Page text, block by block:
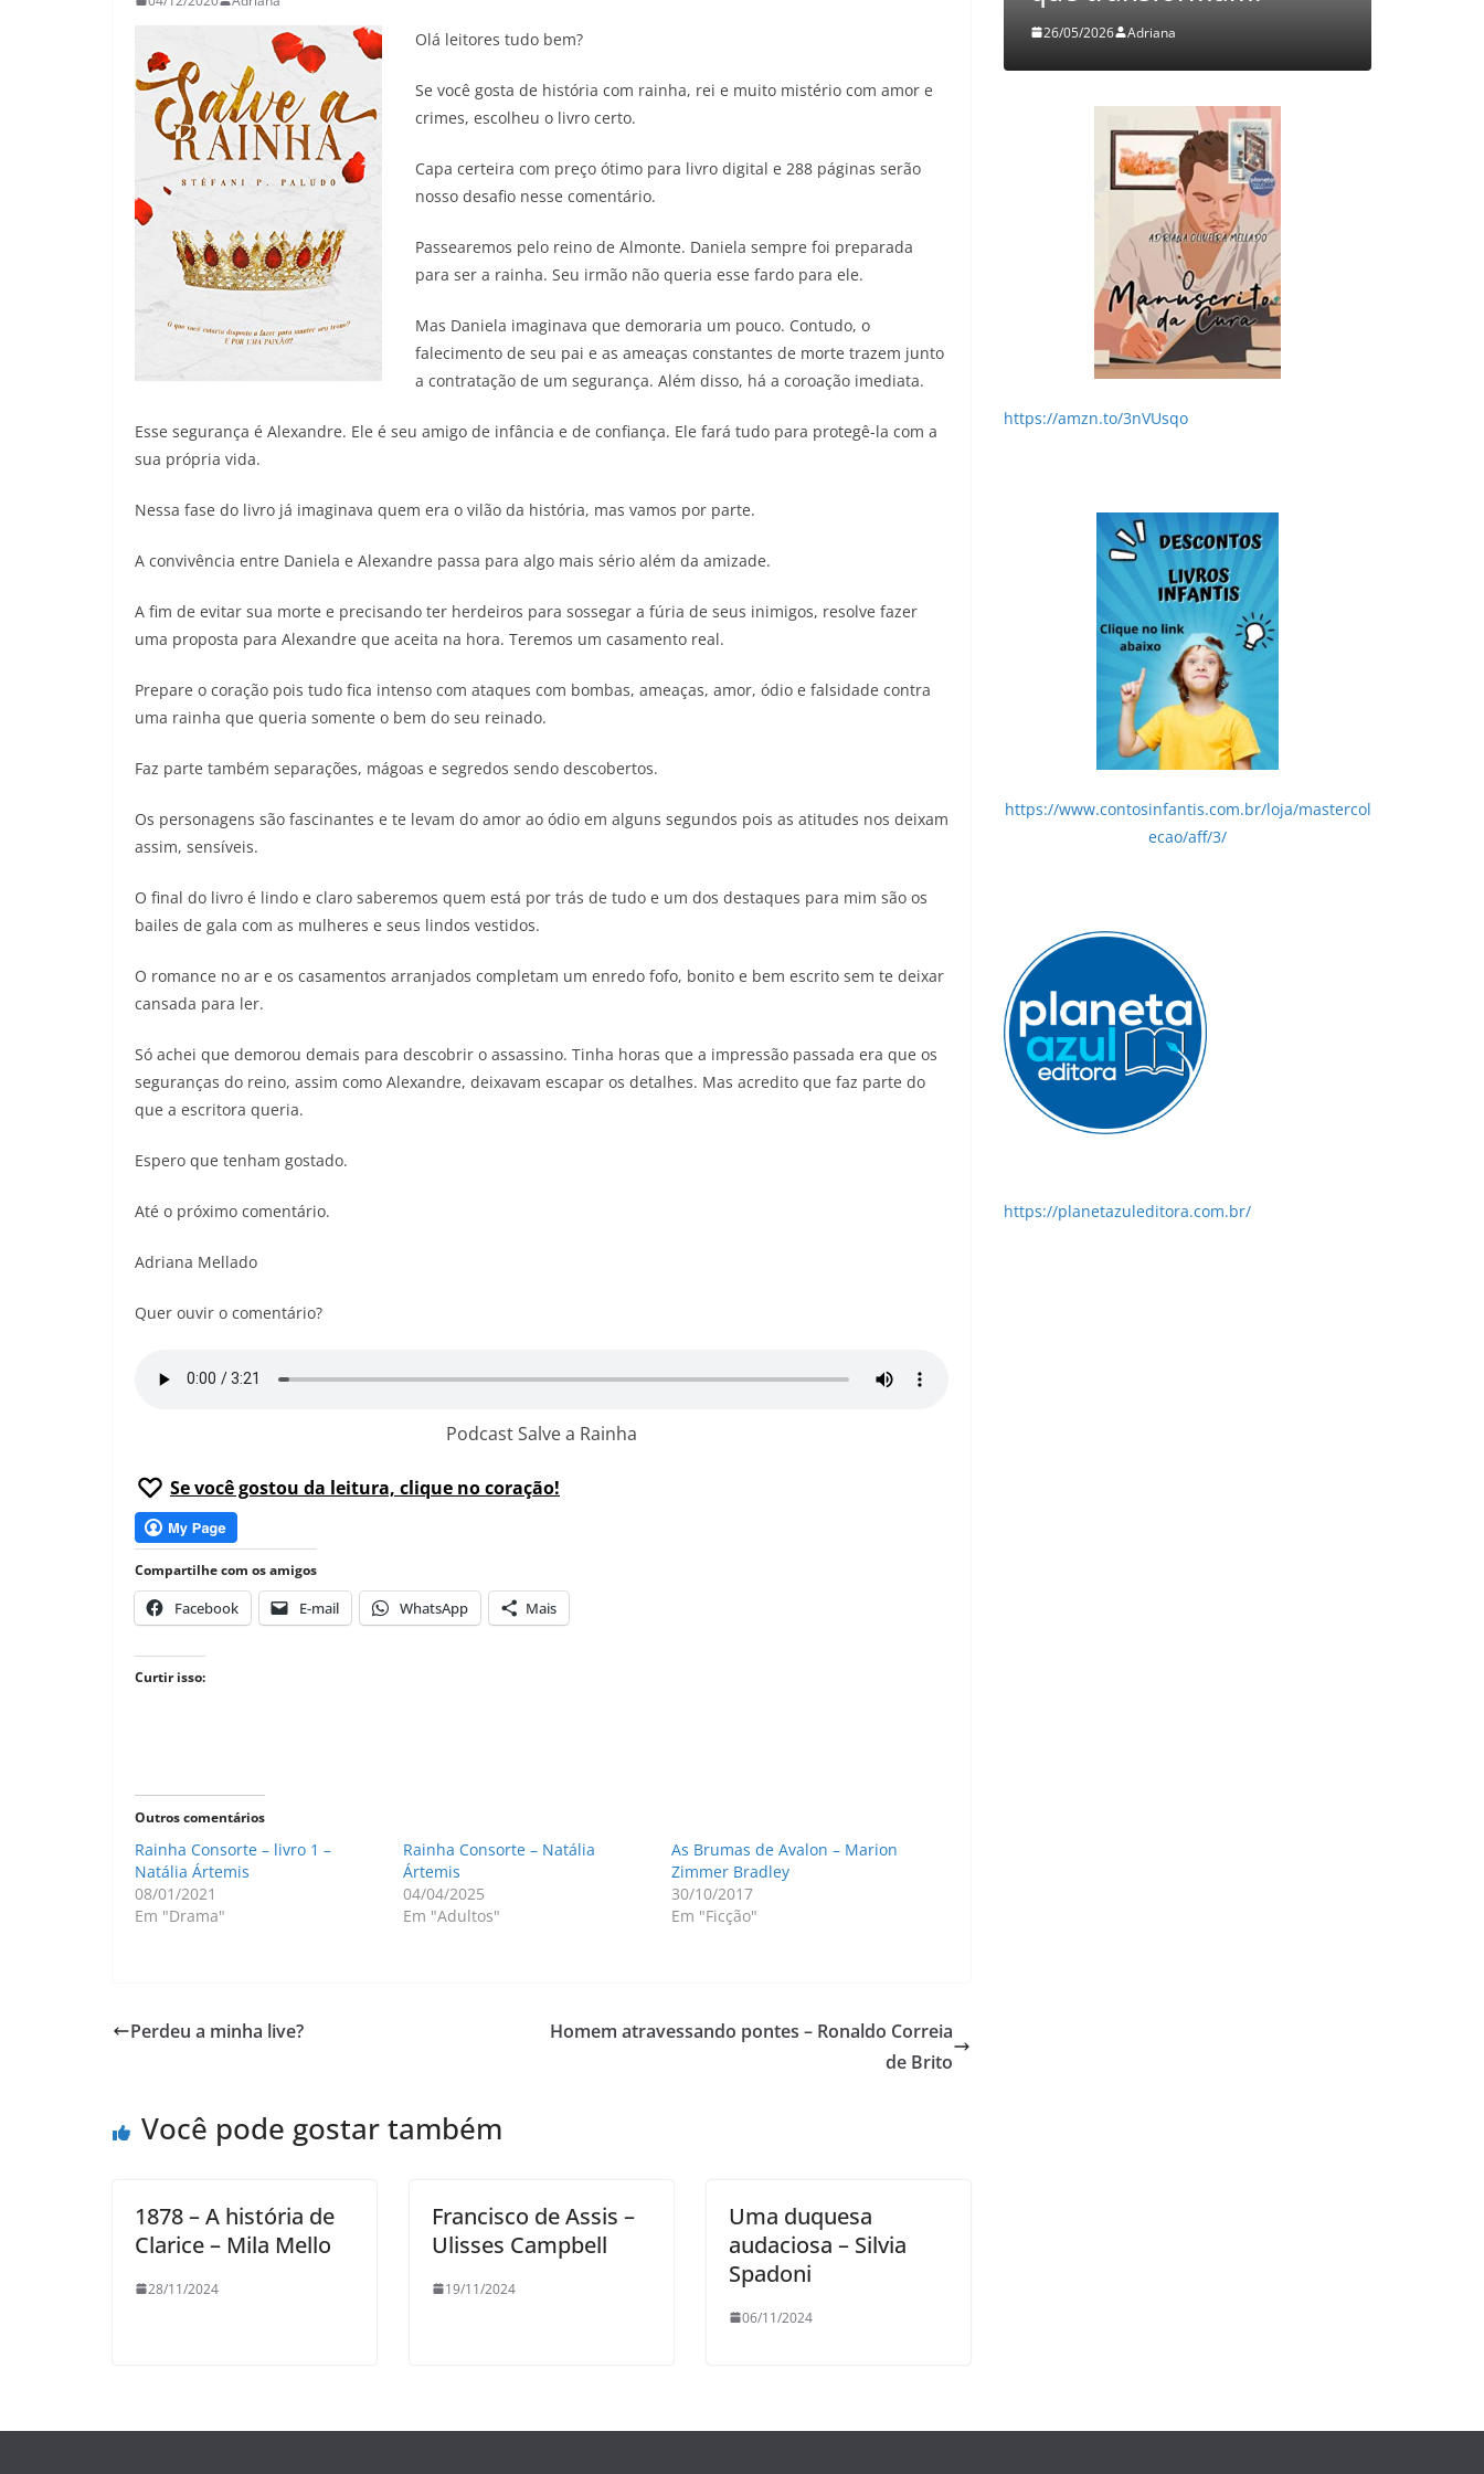
Olá leitores tudo bem?
Se você gosta de história com rainha, rei e muito mistério com amor e
crimes, escolheu o livro certo.
Capa certeira com preço ótimo para livro digital e 288 páginas serão
nosso desafio nesse comentário.
Passearemos pelo reino de Almonte. Daniela sempre foi preparada
para ser a rainha. Seu irmão não queria esse fardo para ele.
Mas Daniela imaginava que demoraria um pouco. Contudo, o
falecimento de seu pai e as ameaças constantes de morte trazem junto
a contratação de um segurança. Além disso, há a coroação imediata.
Esse segurança é Alexandre. Ele é seu amigo de infância e de confiança. Ele fará tudo para protegê-la com a
sua própria vida.
Nessa fase do livro já imaginava quem era o vilão da história, mas vamos por parte.
A convivência entre Daniela e Alexandre passa para algo mais sério além da amizade.
A fim de evitar sua morte e precisando ter herdeiros para sossegar a fúria de seus inimigos, resolve fazer
uma proposta para Alexandre que aceita na hora. Teremos um casamento real.
Prepare o coração pois tudo fica intenso com ataques com bombas, ameaças, amor, ódio e falsidade contra
uma rainha que queria somente o bem do seu reinado.
Faz parte também separações, mágoas e segredos sendo descobertos.
Os personagens são fascinantes e te levam do amor ao ódio em alguns segundos pois as atitudes nos deixam
assim, sensíveis.
O final do livro é lindo e claro saberemos quem está por trás de tudo e um dos destaques para mim são os
bailes de gala com as mulheres e seus lindos vestidos.
O romance no ar e os casamentos arranjados completam um enredo fofo, bonito e bem escrito sem te deixar
cansada para ler.
Só achei que demorou demais para descobrir o assassino. Tinha horas que a impressão passada era que os
seguranças do reino, assim como Alexandre, deixavam escapar os detalhes. Mas acredito que faz parte do
que a escritora queria.
Espero que tenham gostado.
Até o próximo comentário.
Adriana Mellado
Quer ouvir o comentário?
Podcast Salve a Rainha
Se você gostou da leitura, clique no coração!
Compartilhe com os amigos
Facebook E-mail WhatsApp Mais
Curtir isso:
Outros comentários
Rainha Consorte – livro 1 –
Natália Ártemis
08/01/2021
Em "Drama"
Rainha Consorte – Natália
Ártemis
04/04/2025
Em "Adultos"
As Brumas de Avalon – Marion
Zimmer Bradley
30/10/2017
Em "Ficção"
Perdeu a minha live?
Homem atravessando pontes – Ronaldo Correia
de Brito
Você pode gostar também
1878 – A história de
Clarice – Mila Mello
28/11/2024
Francisco de Assis –
Ulisses Campbell
19/11/2024
Uma duquesa
audaciosa – Silvia
Spadoni
06/11/2024
29/05/2026 Adriana 26/05/2026 Adriana
https://amzn.to/3nVUsqo
https://www.contosinfantis.com.br/loja/mastercol
ecao/aff/3/
https://planetazuleditora.com.br/